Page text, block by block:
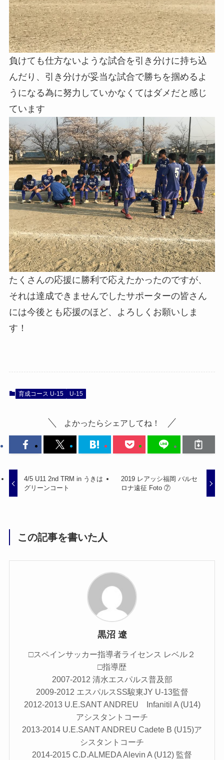
負けても仕方ないような試合を引き分けに持ち込
んだり、引き分けが妥当な試合で勝ちを掴めるよ
うになる為に努力していかなくてはダメだと感じ
ています
たくさんの応援に勝利で応えたかったのですが、
それは達成できませんでしたサポーターの皆さん
には今後とも応援のほど、よろしくお願いしま
す！
育成コース U-15 U-15
よかったらシェアしてね！
4/5 U11 2nd TRM in うきは
グリーンコート
2019 レアッシ福岡 バルセ
ロナ遠征 Foto ⑦
この記事を書いた人
黒沼 遼
□スペインサッカー指導者ライセンス レベル２
□指導歴
2007-2012 清水エスパルス普及部
2009-2012 エスパルスSS駿東JY U-13監督
2012-2013 U.E.SANT ANDREU Infanitil A (U14)
アシスタントコーチ
2013-2014 U.E.SANT ANDREU Cadete B (U15)ア
シスタントコーチ
2014-2015 C.D.ALMEDA Alevin A (U12) 監督